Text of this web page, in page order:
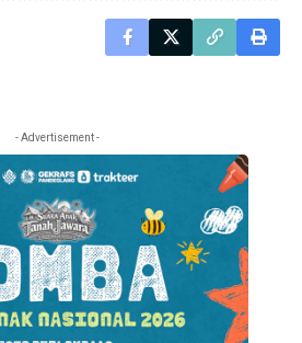
- Advertisement -